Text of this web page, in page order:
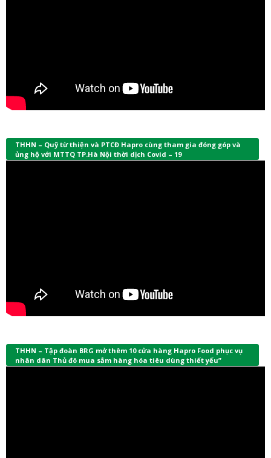
THHN – Quỹ từ thiện và PTCĐ Hapro cùng tham gia đóng góp và
ủng hộ với MTTQ TP.Hà Nội thời dịch Covid – 19
THHN – Tập đoàn BRG mở thêm 10 cửa hàng Hapro Food phục vụ
nhân dân Thủ đô mua sắm hàng hóa tiêu dùng thiết yếu”